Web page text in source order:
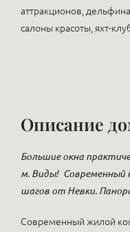
аттракционов,
салоны красоты, яхт-
Описание
Большие окна
м. Виды! Современный
шагов от Невки.
Современный жилой